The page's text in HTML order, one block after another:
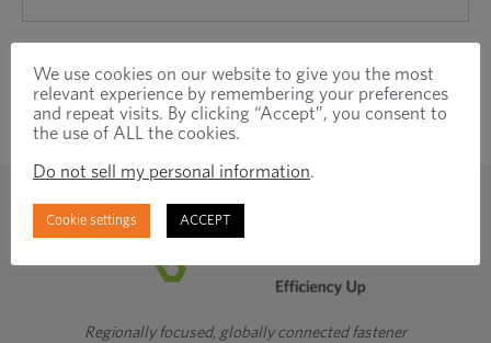
で
開
ま
Regionally focused, globally connected fastener
We use cookies on our website to give you the most
relevant experience by remembering your preferences
and repeat visits. By clicking “Accept”, you consent to
the use of ALL the cookies.
Do not sell my personal information.
Cookie settings ACCEPT